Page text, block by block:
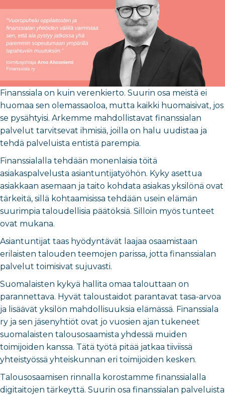
Finanssiala on kuin verenkierto. Suurin osa meistä ei
huomaa sen olemassaoloa, mutta kaikki huomaisivat, jos
se pysähtyisi. Arkemme mahdollistavat finanssialan
palvelut tarvitsevat ihmisiä, joilla on halu uudistaa ja
tehdä palveluista entistä parempia.
Finanssialalla tehdään monenlaisia töitä
asiakaspalvelusta asiantuntijatyöhön. Kyky asettua
asiakkaan asemaan ja taito kohdata asiakas yksilönä ovat
tärkeitä, sillä kohtaamisissa tehdään usein elämän
suurimpia taloudellisia päätöksiä. Silloin myös tunteet
ovat mukana.
Asiantuntijat taas hyödyntävät laajaa osaamistaan
erilaisten talouden teemojen parissa, jotta finanssialan
palvelut toimisivat sujuvasti.
Suomalaisten kykyä hallita omaa talouttaan on
parannettava. Hyvät taloustaidot parantavat tasa-arvoa
ja lisäävät yksilön mahdollisuuksia elämässä. Finanssiala
ry ja sen jäsenyhtiöt ovat jo vuosien ajan tukeneet
suomalaisten talousosaamista yhdessä muiden
toimijoiden kanssa. Tätä työtä pitää jatkaa tiiviissä
yhteistyössä yhteiskunnan eri toimijoiden kesken.
Talousosaamisen rinnalla korostamme finanssialalla
digitaitojen tärkeyttä. Suurin osa finanssialan palveluista